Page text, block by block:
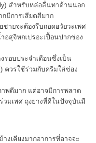
สำหรับหล่อลื่นทาด้านนอก
กมีการเสียดสีมาก
ยจะต้องรีบถอดอวัยวะเพศ
อสุจิหกเปรอะเปื้อนปากช่อง
บประจำเดือนซึ่งเป็น
ควรใช้ร่วมกับครีมใส่ช่อง
ดีมาก แต่อาจมีการพลาด
มเพศ ถุงยางที่ดีในปัจจุบันมี
เคียงมากอาการที่อาจจะ